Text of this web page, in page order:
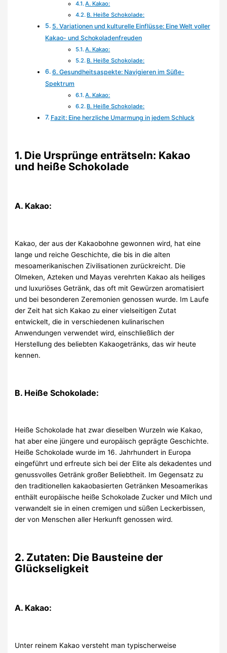
A. Kakao:
B. Heiße Schokolade:
5. Variationen und kulturelle Einflüsse: Eine Welt voller
Kakao- und Schokoladenfreuden
A. Kakao:
B. Heiße Schokolade:
6. Gesundheitsaspekte: Navigieren im Süße-
Spektrum
A. Kakao:
B. Heiße Schokolade:
Fazit: Eine herzliche Umarmung in jedem Schluck
1. Die Ursprünge enträtseln: Kakao
und heiße Schokolade
A. Kakao:
Kakao, der aus der Kakaobohne gewonnen wird, hat eine
lange und reiche Geschichte, die bis in die alten
mesoamerikanischen Zivilisationen zurückreicht. Die
Olmeken, Azteken und Mayas verehrten Kakao als heiliges
und luxuriöses Getränk, das oft mit Gewürzen aromatisiert
und bei besonderen Zeremonien genossen wurde. Im Laufe
der Zeit hat sich Kakao zu einer vielseitigen Zutat
entwickelt, die in verschiedenen kulinarischen
Anwendungen verwendet wird, einschließlich der
Herstellung des beliebten Kakaogetränks, das wir heute
kennen.
B. Heiße Schokolade:
Heiße Schokolade hat zwar dieselben Wurzeln wie Kakao,
hat aber eine jüngere und europäisch geprägte Geschichte.
Heiße Schokolade wurde im 16. Jahrhundert in Europa
eingeführt und erfreute sich bei der Elite als dekadentes und
genussvolles Getränk großer Beliebtheit. Im Gegensatz zu
den traditionellen kakaobasierten Getränken Mesoamerikas
enthält europäische heiße Schokolade Zucker und Milch und
verwandelt sie in einen cremigen und süßen Leckerbissen,
der von Menschen aller Herkunft genossen wird.
2. Zutaten: Die Bausteine der
Glückseligkeit
A. Kakao:
Unter reinem Kakao versteht man typischerweise